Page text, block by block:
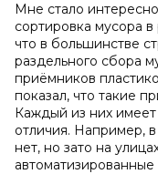
Мне стало
сортировка мусора
что в большинстве
раздельного сбора
приёмников
показал, что такие
Каждый из них
отличия. Например,
нет, но зато на
автоматизированные